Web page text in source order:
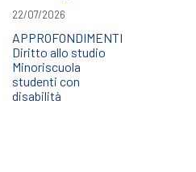
22/07/2026
APPROFONDIMENTI
Diritto allo studio
Minoriscuola
studenti con
disabilità